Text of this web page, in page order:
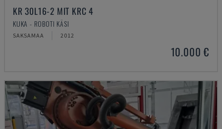
KR 30L16-2 MIT KRC 4
KUKA - ROBOTI KÄSI
SAKSAMAA 2012
10.000 €